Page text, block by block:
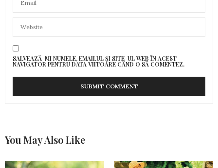
SALVEAZĂ-MI NUMELE, EMAILUL ȘI SITE-UL WEB ÎN ACEST
NAVIGATOR PENTRU DATA VIITOARE CÂND O SĂ COMENTEZ.
You May Also Like